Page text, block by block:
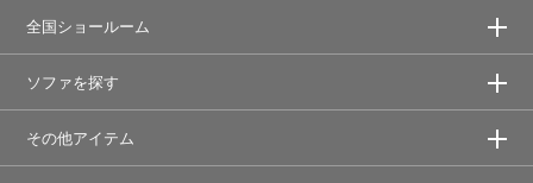
全国ショールーム
ソファを探す
その他アイテム